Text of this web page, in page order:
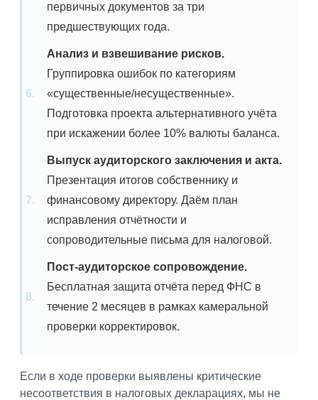
первичных документов за три
предшествующих года.
Анализ и взвешивание рисков.
Группировка ошибок по категориям
«существенные/несущественные».
Подготовка проекта альтернативного учёта
при искажении более 10% валюты баланса.
Выпуск аудиторского заключения и акта.
Презентация итогов собственнику и
финансовому директору. Даём план
исправления отчётности и
сопроводительные письма для налоговой.
Пост-аудиторское сопровождение.
Бесплатная защита отчёта перед ФНС в
течение 2 месяцев в рамках камеральной
проверки корректировок.
Если в ходе проверки выявлены критические
несоответствия в налоговых декларациях, мы не